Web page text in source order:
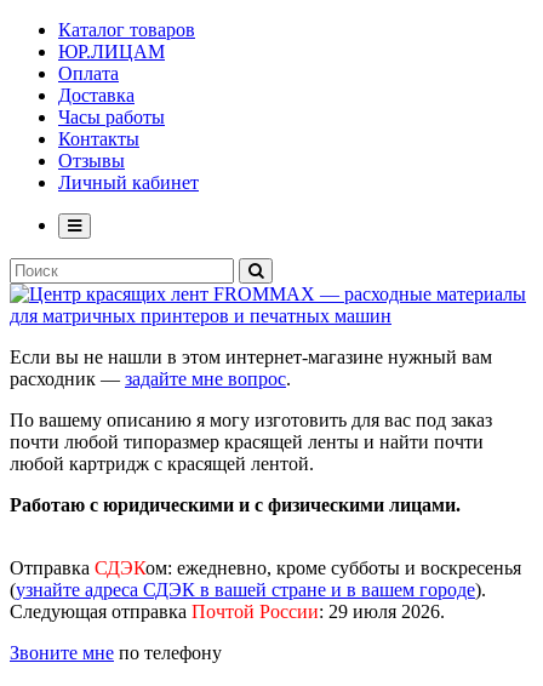
Каталог товаров
ЮР.ЛИЦАМ
Оплата
Доставка
Часы работы
Контакты
Отзывы
Личный кабинет
Если вы не нашли в этом интернет-магазине нужный вам
расходник — задайте мне вопрос.
По вашему описанию я могу изготовить для вас под заказ
почти любой типоразмер красящей ленты и найти почти
любой картридж с красящей лентой.
Работаю с юридическими и с физическими лицами.
Отправка СДЭКом: ежедневно, кроме субботы и воскресенья
(узнайте адреса СДЭК в вашей стране и в вашем городе).
Следующая отправка Почтой России: 29 июля 2026.
Звоните мне по телефону